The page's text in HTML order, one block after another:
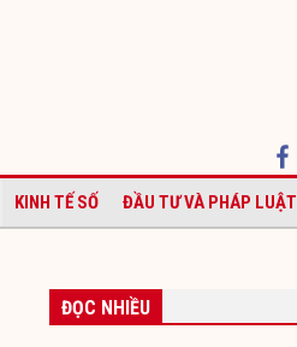
KINH TẾ SỐ ĐẦU TƯ VÀ PHÁP LUẬT
ĐỌC NHIỀU